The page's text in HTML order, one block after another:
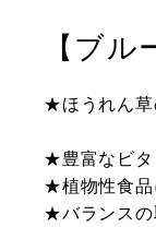
【ブ
★ほうれん草
★豊富なビ
★植物性食
★バランス